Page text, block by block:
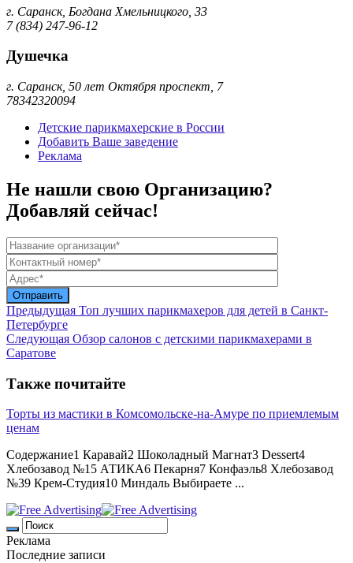
г. Саранск, Богдана Хмельницкого, 33
7 (834) 247-96-12
Душечка
г. Саранск, 50 лет Октября проспект, 7
78342320094
Детские парикмахерские в России
Добавить Ваше заведение
Реклама
Не нашли свою Организацию?
Добавляй сейчас!
Предыдущая Топ лучших парикмахеров для детей в Санкт-
Петербурге
Следующая Обзор салонов с детскими парикмахерами в
Саратове
Также почитайте
Торты из мастики в Комсомольске-на-Амуре по приемлемым
ценам
Содержание1 Каравай2 Шоколадный Магнат3 Dessert4
Хлебозавод №15 АТИКА6 Пекарня7 Конфаэль8 Хлебозавод
№39 Крем-Студия10 Миндаль Выбираете ...
Реклама
Последние записи